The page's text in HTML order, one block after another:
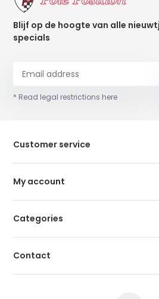
Blijf op de hoogte van alle
specials
* Read legal restrictions here
Customer service
My account
Categories
Contact